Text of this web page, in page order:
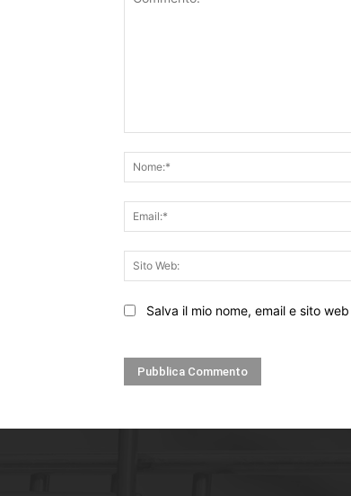
Salva il mio nome, email e sito